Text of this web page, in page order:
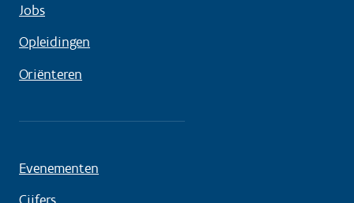
Jobs
Opleidingen
Oriënteren
Evenementen